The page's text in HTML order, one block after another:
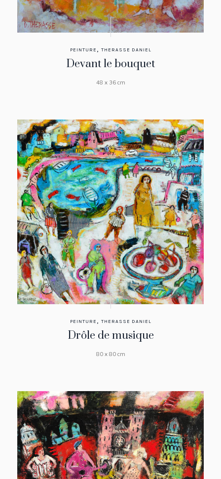
PEINTURE , THERASSE DANIEL
Devant le bouquet
48 x 36 cm
PEINTURE , THERASSE DANIEL
Drôle de musique
80 x 80 cm